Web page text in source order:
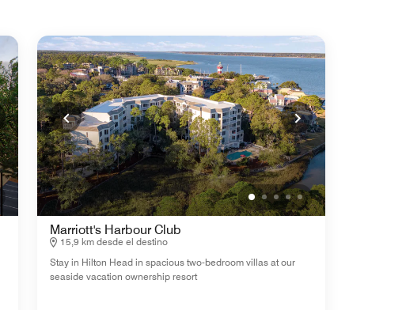
Marriott's Harbour Club
15,9 km desde el destino
Stay in Hilton Head in spacious two-bedroom villas at our
seaside vacation ownership resort